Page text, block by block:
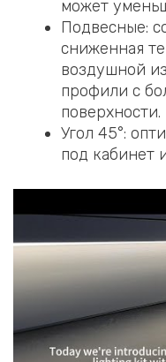
может
Подвесные:
сниженная
воздушной
профили с
поверхности.
Угол 45°:
под кабинет